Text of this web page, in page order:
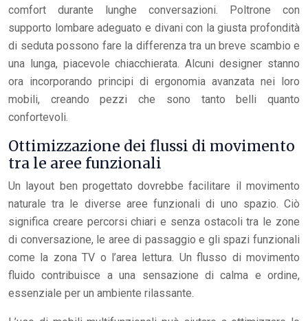
comfort durante lunghe conversazioni. Poltrone con
supporto lombare adeguato e divani con la giusta profondità
di seduta possono fare la differenza tra un breve scambio e
una lunga, piacevole chiacchierata. Alcuni designer stanno
ora incorporando principi di ergonomia avanzata nei loro
mobili, creando pezzi che sono tanto belli quanto
confortevoli.
Ottimizzazione dei flussi di movimento
tra le aree funzionali
Un layout ben progettato dovrebbe facilitare il movimento
naturale tra le diverse aree funzionali di uno spazio. Ciò
significa creare percorsi chiari e senza ostacoli tra le zone
di conversazione, le aree di passaggio e gli spazi funzionali
come la zona TV o l’area lettura. Un flusso di movimento
fluido contribuisce a una sensazione di calma e ordine,
essenziale per un ambiente rilassante.